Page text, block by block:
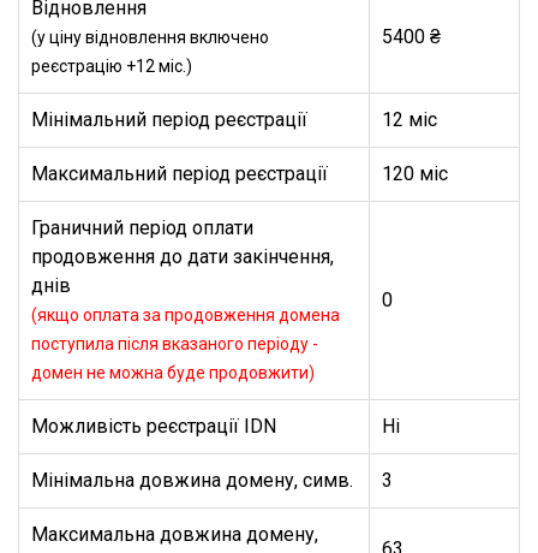
Відновлення
(у ціну відновлення включено
реєстрацію +12 міс.)
5400 ₴
Мінімальний період реєстрації 12 міс
Максимальний період реєстрації 120 міс
Граничний період оплати
продовження до дати закінчення,
днів
(якщо оплата за продовження домена
поступила після вказаного періоду -
домен не можна буде продовжити)
0
Можливість реєстрації IDN Ні
Мінімальна довжина домену, симв. 3
Максимальна довжина домену,